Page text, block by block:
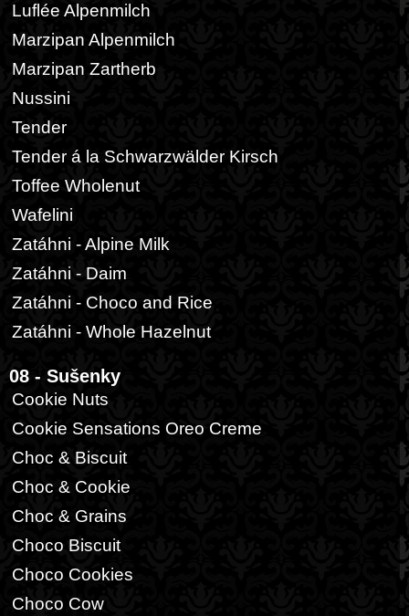
Luflée Alpenmilch
Marzipan Alpenmilch
Marzipan Zartherb
Nussini
Tender
Tender á la Schwarzwälder Kirsch
Toffee Wholenut
Wafelini
Zatáhni - Alpine Milk
Zatáhni - Daim
Zatáhni - Choco and Rice
Zatáhni - Whole Hazelnut
08 - Sušenky
Cookie Nuts
Cookie Sensations Oreo Creme
Choc & Biscuit
Choc & Cookie
Choc & Grains
Choco Biscuit
Choco Cookies
Choco Cow